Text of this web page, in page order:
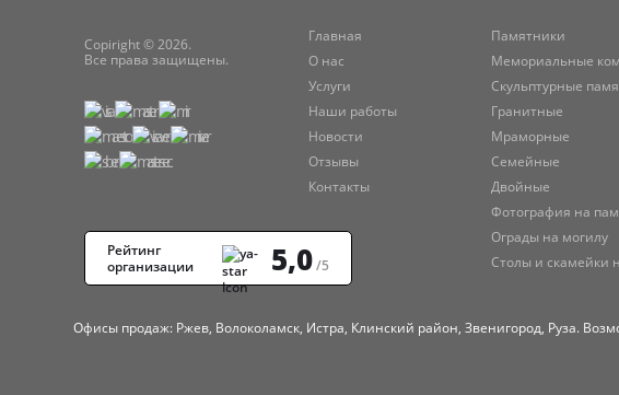
Copiright © 2026.
Все права защищены.
Рейтинг
организации
5,0/5
Главная
О нас
Услуги
Наши работы
Новости
Отзывы
Контакты
Памятники
Мемориальные
Скульптурные
Гранитные
Мраморные
Семейные
Двойные
Фотография на
Ограды на могилу
Столы и скамейки
Офисы продаж: Ржев, Волоколамск, Истра, Клинский район, Звенигород, Руза.